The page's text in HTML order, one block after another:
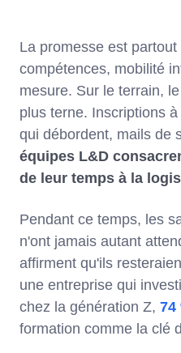
La promesse est
compétences, mobilité
mesure. Sur le terrain,
plus terne. Inscriptions
qui débordent, mails de
équipes L&D
de leur temps à la
Pendant ce temps, les
n'ont jamais autant
affirment qu'ils
une entreprise qui
chez la génération Z, 74
formation comme la clé